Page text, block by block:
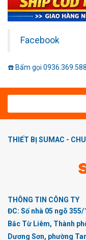
Facebook
☎️ Bấm gọi 0936.369.588
THIẾT BỊ SUMAC -
THÔNG TIN CÔNG TY
ĐC: Số nhà 05 ngõ
Bắc Từ Liêm, Thành
Dương Sơn, phường